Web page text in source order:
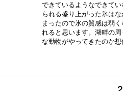
できているようなできて
られる盛り上がった氷は
まったので氷の質感は弱
れると思います。湖畔の